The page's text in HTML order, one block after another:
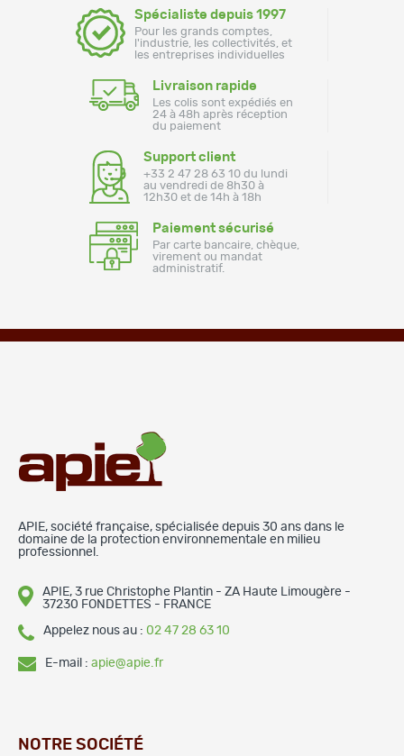
Spécialiste depuis 1997
Pour les grands comptes,
l'industrie, les collectivités, et
les entreprises individuelles
Livraison rapide
Les colis sont expédiés en
24 à 48h après réception
du paiement
Support client
+33 2 47 28 63 10 du lundi
au vendredi de 8h30 à
12h30 et de 14h à 18h
Paiement sécurisé
Par carte bancaire, chèque,
virement ou mandat
administratif.
APIE, société française, spécialisée depuis 30 ans dans le
domaine de la protection environnementale en milieu
professionnel.
APIE, 3 rue Christophe Plantin - ZA Haute Limougère -
37230 FONDETTES - FRANCE
Appelez nous au : 02 47 28 63 10
E-mail : apie@apie.fr
NOTRE SOCIÉTÉ